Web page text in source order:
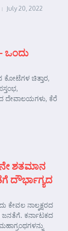
July 20, 2022
ಒಂದು
ಕೋಟೆಗಳ ಚಿತ್ತಾರ,
ದೇವಾಲಯಗಳು, ಕೆರೆ
ಶತಮಾನ
ದೌರ್ಭಾಗ್ಯದ
ಕೇವಲ ನಾಲ್ಕಕ್ಷರದ
ಜನತೆಗೆ. ಕರ್ನಾಟಕದ